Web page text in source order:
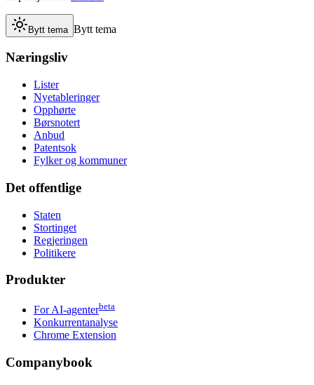
Bytt tema Bytt tema
Næringsliv
Lister
Nyetableringer
Opphørte
Børsnotert
Anbud
Patentsok
Fylker og kommuner
Det offentlige
Staten
Stortinget
Regjeringen
Politikere
Produkter
For AI-agenterbeta
Konkurrentanalyse
Chrome Extension
Companybook